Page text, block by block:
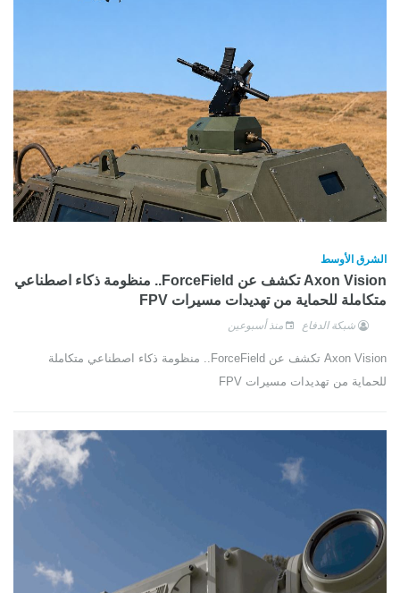
الشرق الأوسط
Axon Vision تكشف عن ForceField.. منظومة ذكاء اصطناعي
متكاملة للحماية من تهديدات مسيرات FPV
شبكة الدفاع منذ أسبوعين
Axon Vision تكشف عن ForceField.. منظومة ذكاء اصطناعي متكاملة
للحماية من تهديدات مسيرات FPV